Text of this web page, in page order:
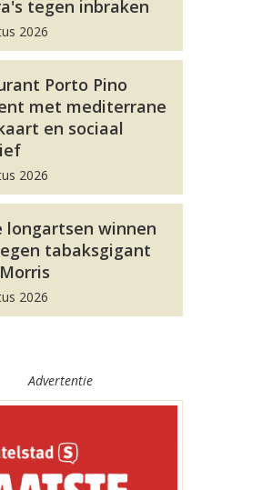
tegen inbraken
2026
Porto Pino
met mediterrane
en sociaal
2026
longartsen winnen
tabaksgigant
2026
Advertentie